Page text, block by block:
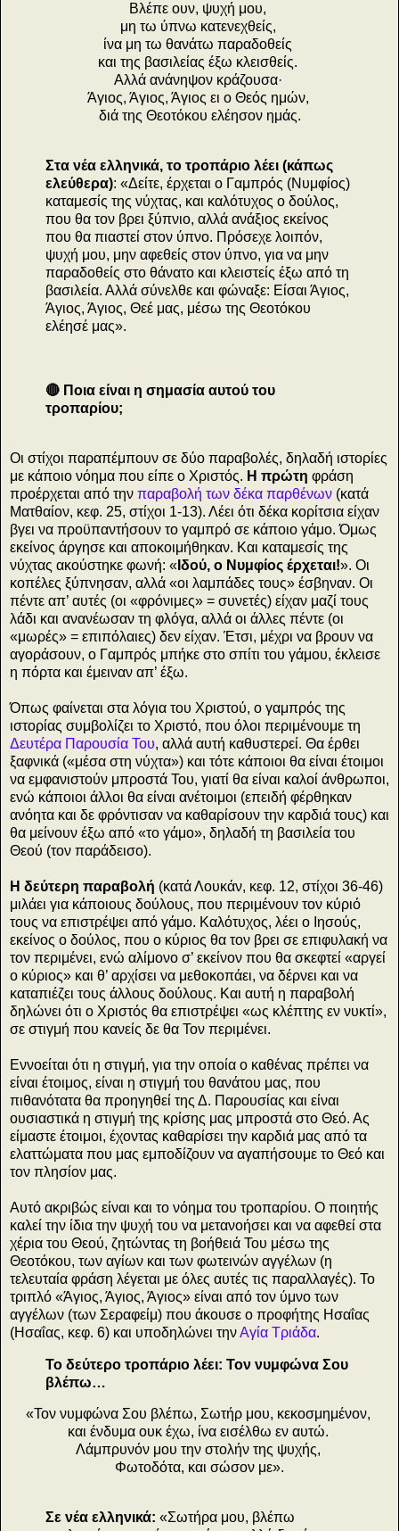
Βλέπε ουν, ψυχή μου,
μη τω ύπνω κατενεχθείς,
ίνα μη τω θανάτω παραδοθείς
και της βασιλείας έξω κλεισθείς.
Αλλά ανάνηψον κράζουσα·
Άγιος, Άγιος, Άγιος ει ο Θεός ημών,
διά της Θεοτόκου ελέησον ημάς.
Στα νέα ελληνικά, το τροπάριο λέει (κάπως
ελεύθερα): «Δείτε, έρχεται ο Γαμπρός (Νυμφίος)
καταμεσίς της νύχτας, και καλότυχος ο δούλος,
που θα τον βρει ξύπνιο, αλλά ανάξιος εκείνος
που θα πιαστεί στον ύπνο. Πρόσεχε λοιπόν,
ψυχή μου, μην αφεθείς στον ύπνο, για να μην
παραδοθείς στο θάνατο και κλειστείς έξω από τη
βασιλεία. Αλλά σύνελθε και φώναξε: Είσαι Άγιος,
Άγιος, Άγιος, Θεέ μας, μέσω της Θεοτόκου
ελέησέ μας».
🔴 Ποια είναι η σημασία αυτού του
τροπαρίου;
Οι στίχοι παραπέμπουν σε δύο παραβολές, δηλαδή ιστορίες
με κάποιο νόημα που είπε ο Χριστός. Η πρώτη φράση
προέρχεται από την παραβολή των δέκα παρθένων (κατά
Ματθαίον, κεφ. 25, στίχοι 1-13). Λέει ότι δέκα κορίτσια είχαν
βγει να προϋπαντήσουν το γαμπρό σε κάποιο γάμο. Όμως
εκείνος άργησε και αποκοιμήθηκαν. Και καταμεσίς της
νύχτας ακούστηκε φωνή: « Ιδού, ο Νυμφίος έρχεται!». Οι
κοπέλες ξύπνησαν, αλλά «οι λαμπάδες τους» έσβηναν. Οι
πέντε απ’ αυτές (οι «φρόνιμες» = συνετές) είχαν μαζί τους
λάδι και ανανέωσαν τη φλόγα, αλλά οι άλλες πέντε (οι
«μωρές» = επιπόλαιες) δεν είχαν. Έτσι, μέχρι να βρουν να
αγοράσουν, ο Γαμπρός μπήκε στο σπίτι του γάμου, έκλεισε
η πόρτα και έμειναν απ’ έξω.
Όπως φαίνεται στα λόγια του Χριστού, ο γαμπρός της
ιστορίας συμβολίζει το Χριστό, που όλοι περιμένουμε τη
Δευτέρα Παρουσία Του, αλλά αυτή καθυστερεί. Θα έρθει
ξαφνικά («μέσα στη νύχτα») και τότε κάποιοι θα είναι έτοιμοι
να εμφανιστούν μπροστά Του, γιατί θα είναι καλοί άνθρωποι,
ενώ κάποιοι άλλοι θα είναι ανέτοιμοι (επειδή φέρθηκαν
ανόητα και δε φρόντισαν να καθαρίσουν την καρδιά τους) και
θα μείνουν έξω από «το γάμο», δηλαδή τη βασιλεία του
Θεού (τον παράδεισο).
Η δεύτερη παραβολή (κατά Λουκάν, κεφ. 12, στίχοι 36-46)
μιλάει για κάποιους δούλους, που περιμένουν τον κύριό
τους να επιστρέψει από γάμο. Καλότυχος, λέει ο Ιησούς,
εκείνος ο δούλος, που ο κύριος θα τον βρει σε επιφυλακή να
τον περιμένει, ενώ αλίμονο σ’ εκείνον που θα σκεφτεί «αργεί
ο κύριος» και θ’ αρχίσει να μεθοκοπάει, να δέρνει και να
καταπιέζει τους άλλους δούλους. Και αυτή η παραβολή
δηλώνει ότι ο Χριστός θα επιστρέψει «ως κλέπτης εν νυκτί»,
σε στιγμή που κανείς δε θα Τον περιμένει.
Εννοείται ότι η στιγμή, για την οποία ο καθένας πρέπει να
είναι έτοιμος, είναι η στιγμή του θανάτου μας, που
πιθανότατα θα προηγηθεί της Δ. Παρουσίας και είναι
ουσιαστικά η στιγμή της κρίσης μας μπροστά στο Θεό. Ας
είμαστε έτοιμοι, έχοντας καθαρίσει την καρδιά μας από τα
ελαττώματα που μας εμποδίζουν να αγαπήσουμε το Θεό και
τον πλησίον μας.
Αυτό ακριβώς είναι και το νόημα του τροπαρίου. Ο ποιητής
καλεί την ίδια την ψυχή του να μετανοήσει και να αφεθεί στα
χέρια του Θεού, ζητώντας τη βοήθειά Του μέσω της
Θεοτόκου, των αγίων και των φωτεινών αγγέλων (η
τελευταία φράση λέγεται με όλες αυτές τις παραλλαγές). Το
τριπλό «Άγιος, Άγιος, Άγιος» είναι από τον ύμνο των
αγγέλων (των Σεραφείμ) που άκουσε ο προφήτης Ησαΐας
(Ησαΐας, κεφ. 6) και υποδηλώνει τηνΑγία Τριάδα.
Το δεύτερο τροπάριο λέει: Τον νυμφώνα Σου
βλέπω…
«Τον νυμφώνα Σου βλέπω, Σωτήρ μου, κεκοσμημένον,
και ένδυμα ουκ έχω, ίνα εισέλθω εν αυτώ.
Λάμπρυνόν μου την στολήν της ψυχής,
Φωτοδότα, και σώσον με».
Σε νέα ελληνικά: «Σωτήρα μου, βλέπω